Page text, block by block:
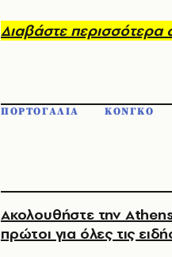
Διαβάστε περισσότερα
ΠΟΡΤΟΓΑΛΙΑ ΚΟΝΓΚΟ
Ακολουθήστε την
πρώτοι για όλες τις